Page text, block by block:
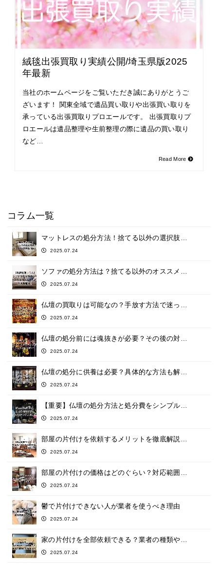
絨毯出張買取り実績公開/埼玉県版2025
年最新
当社のホームページをご覧いただき誠にありがとうご
ざいます！ 関東全域で遺品買い取りや出張買い取りを
承っている出張買取りプロエールです。 出張買取りプ
ロエールは遺品整理や生前整理の際に遺品の買い取り
など…
Read More
コラム一覧
マットレスの処分方法！捨てる以外の選択肢…
2025.07.24
ソファの処分方法は？捨てる以外のオススメ…
2025.07.24
仏壇の買取りは可能なの？手放す方法で迷っ…
2025.07.24
仏壇の処分前には魂抜きが必要？その後の対…
2025.07.24
仏壇の処分に供養は必要？具体的な方法も解…
2025.07.24
【重要】仏壇の処分方法と処分費をシンプル…
2025.07.24
部屋の片付けを依頼するメリットを徹底解説…
2025.07.24
部屋の片付けの価格はどのぐらい？対応範囲…
2025.07.24
鬱で片付けできない人が業者を使うべき理由
2025.07.24
家の片付けを全部依頼できる？業者の種類や…
2025.07.24